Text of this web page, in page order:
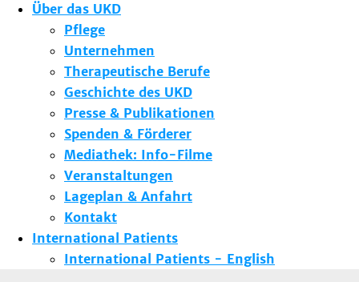
Über das UKD
Pflege
Unternehmen
Therapeutische Berufe
Geschichte des UKD
Presse & Publikationen
Spenden & Förderer
Mediathek: Info-Filme
Veranstaltungen
Lageplan & Anfahrt
Kontakt
International Patients
International Patients - English